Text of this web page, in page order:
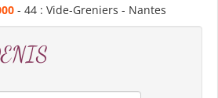
- 44 : Vide-Greniers - Nantes